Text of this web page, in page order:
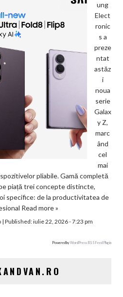
ung
Elect
ronic
s a
preze
ntat
astăz
i
noua
serie
Galax
y Z,
marc
ând
cel
mai
pliabile. Gamă completă
piață trei concepte distincte,
specifice: de la productivitatea de
Read more »
| Published:iulie 22, 2026 - 7:23 pm
Powered byWordPress RSS Feed Plugin